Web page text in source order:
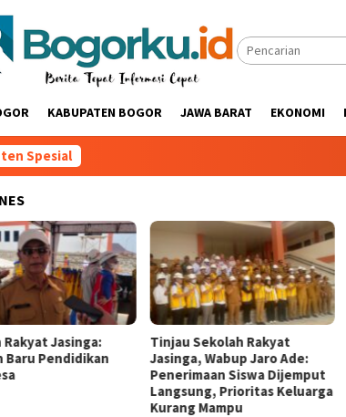
KABUPATEN BOGOR JAWA BARAT EKONOMI
Spesial
Rakyat Jasinga:
Baru Pendidikan
Tinjau Sekolah Rakyat
Jasinga, Wabup Jaro Ade:
Penerimaan Siswa Dijemput
Langsung, Prioritas Keluarga
Kurang Mampu